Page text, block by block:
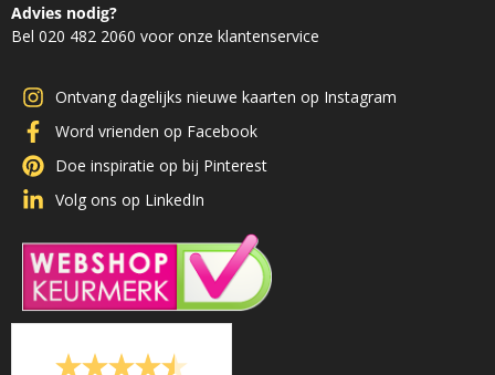
Advies nodig?
Bel 020 482 2060 voor onze klantenservice
Ontvang dagelijks nieuwe kaarten op Instagram
Word vrienden op Facebook
Doe inspiratie op bij Pinterest
Volg ons op LinkedIn